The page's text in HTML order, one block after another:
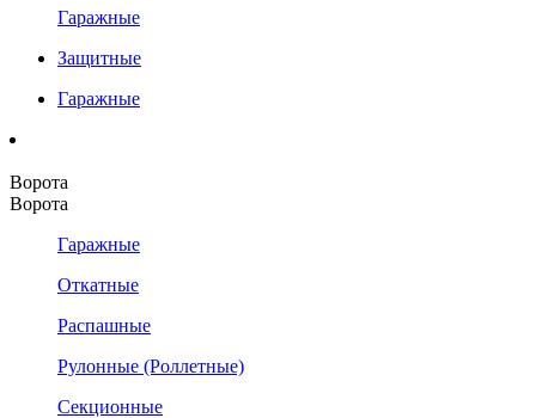
Гаражные
Защитные
Гаражные
Ворота
Ворота
Гаражные
Откатные
Распашные
Рулонные (Роллетные)
Секционные